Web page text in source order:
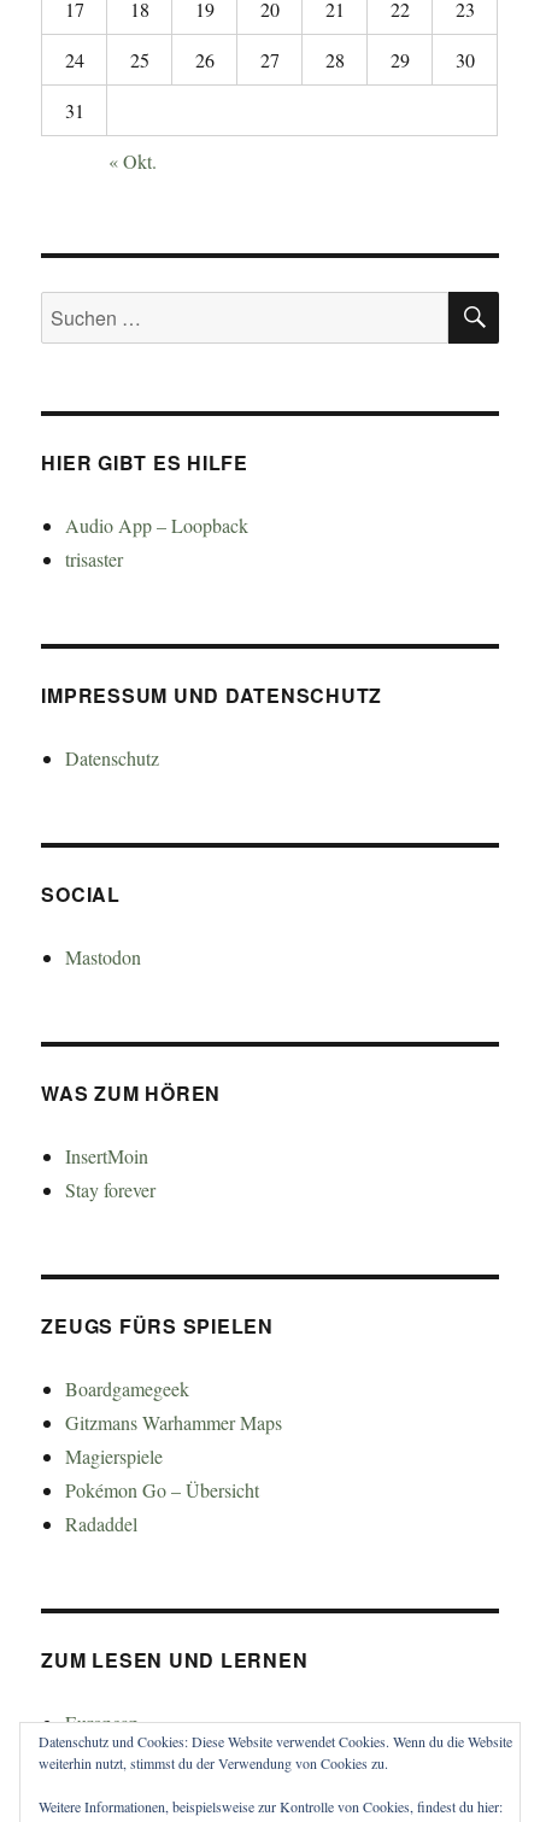
17
18 19 20 21 22
23
24
25 26 27 28 29
30
31
« Okt.
Suchen
nach:
HIER GIBT ES HILFE
Audio App – Loopback
trisaster
IMPRESSUM UND DATENSCHUTZ
Datenschutz
SOCIAL
Mastodon
WAS ZUM HÖREN
InsertMoin
Stay forever
ZEUGS FÜRS SPIELEN
Boardgamegeek
Gitzmans Warhammer Maps
Magierspiele
Pokémon Go – Übersicht
Radaddel
ZUM LESEN UND LERNEN
Euroncap
Tong
Datenschutz und Cookies: Diese Website verwendet Cookies. Wenn du die Website
weiterhin nutzt, stimmst du der Verwendung von Cookies zu.
Weitere Informationen, beispielsweise zur Kontrolle von Cookies, findest du hier: